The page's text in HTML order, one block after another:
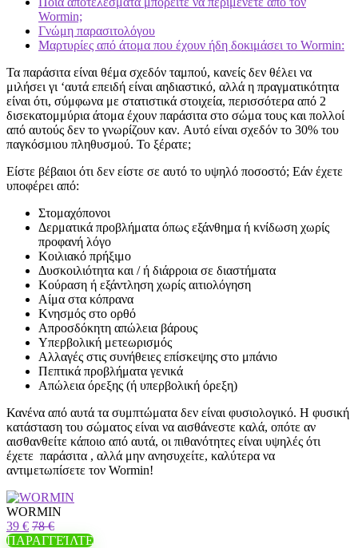
Wormin;
Γνώμη παρασιτολόγου
Μαρτυρίες από άτομα που έχουν ήδη δοκιμάσει το Wormin:
Τα παράσιτα είναι θέμα σχεδόν ταμπού, κανείς δεν θέλει να
μιλήσει γι ‘αυτά επειδή είναι αηδιαστικό, αλλά η πραγματικότητα
είναι ότι, σύμφωνα με στατιστικά στοιχεία, περισσότερα από 2
δισεκατομμύρια άτομα έχουν παράσιτα στο σώμα τους και πολλοί
από αυτούς δεν το γνωρίζουν καν. Αυτό είναι σχεδόν το 30% του
παγκόσμιου πληθυσμού. Το ξέρατε;
Είστε βέβαιοι ότι δεν είστε σε αυτό το υψηλό ποσοστό; Εάν έχετε
υποφέρει από:
Στομαχόπονοι
Δερματικά προβλήματα όπως εξάνθημα ή κνίδωση χωρίς
προφανή λόγο
Κοιλιακό πρήξιμο
Δυσκοιλιότητα και / ή διάρροια σε διαστήματα
Κούραση ή εξάντληση χωρίς αιτιολόγηση
Αίμα στα κόπρανα
Κνησμός στο ορθό
Απροσδόκητη απώλεια βάρους
Υπερβολική μετεωρισμός
Αλλαγές στις συνήθειες επίσκεψης στο μπάνιο
Πεπτικά προβλήματα γενικά
Απώλεια όρεξης (ή υπερβολική όρεξη)
Κανένα από αυτά τα συμπτώματα δεν είναι φυσιολογικό. Η φυσική
κατάσταση του σώματος είναι να αισθάνεστε καλά, οπότε αν
αισθανθείτε κάποιο από αυτά, οι πιθανότητες είναι υψηλές ότι
έχετε παράσιτα , αλλά μην ανησυχείτε, καλύτερα να
αντιμετωπίσετε τον Wormin!
WORMIN
39 € 78 €
ΠΑΡΑΓΓΕΊΛΤΕ